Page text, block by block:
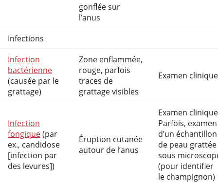
gonflée sur
l’anus
Infections
Infection
bactérienne
(causée par le
grattage)
Zone enflammée,
rouge, parfois
traces de
grattage visibles
Examen clinique
Infection
fongique(par
ex., candidose
[infection par
des levures])
Éruption cutanée
autour de l’anus
Examen clinique
Parfois, examen
d’un échantillon
de peau grattée
sous
(pour identifier
le champignon)